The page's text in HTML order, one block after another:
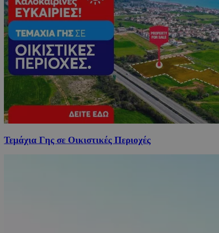
Τεμάχια Γης σε Οικιστικές Περιοχές